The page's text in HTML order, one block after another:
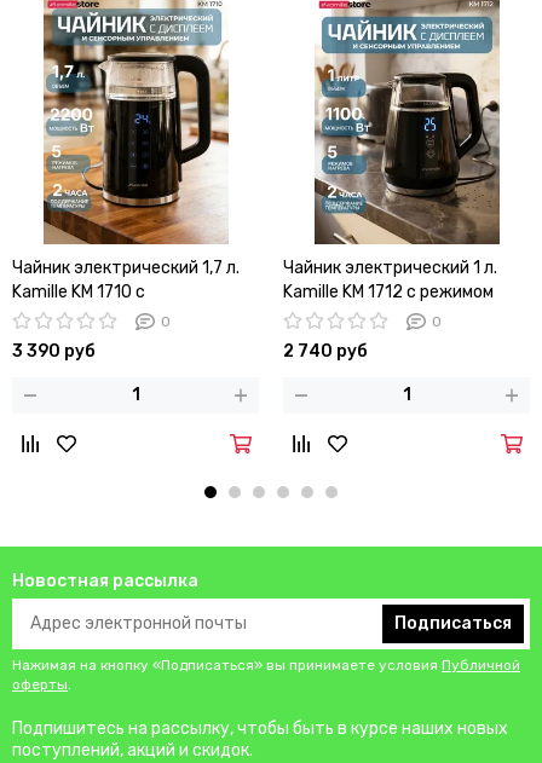
Чайник электрический 1,7 л.
Kamille KM 1710 с
регулировкой и
поддержанием температуры
0
3 390 руб
Чайник электрический 1 л.
Kamille KM 1712 с режимом
поддержания температуры
0
2 740 руб
Новостная рассылка
Подписаться
Нажимая на кнопку «Подписаться» вы принимаете условия Публичной
оферты.
Подпишитесь на рассылку, чтобы быть в курсе наших новых
поступлений, акций и скидок.